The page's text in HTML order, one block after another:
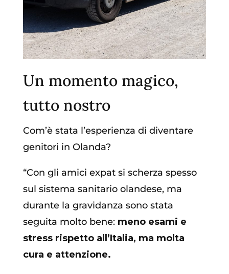
Un momento magico,
tutto nostro
Com’è stata l’esperienza di diventare
genitori in Olanda?
“Con gli amici expat si scherza spesso
sul sistema sanitario olandese, ma
durante la gravidanza sono stata
seguita molto bene: meno esami e
stress rispetto all’Italia, ma molta
cura e attenzione.